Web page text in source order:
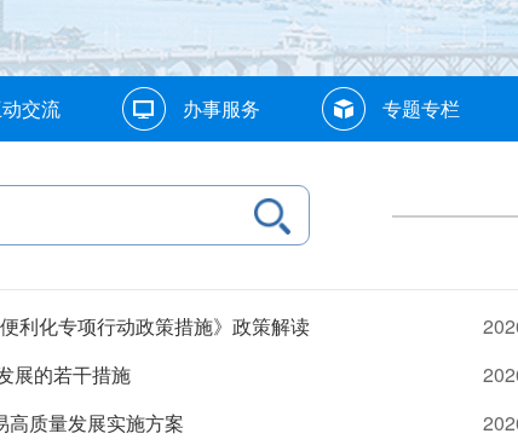
交流 办事服务 专题专栏
利化专项行动政策措施》政策解读
展的若干措施
高质量发展实施方案